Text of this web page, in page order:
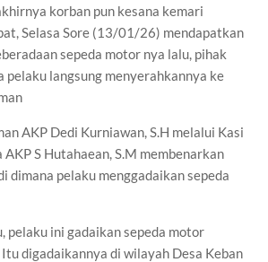
korban pun kesana kemari
Selasa Sore (13/01/26) mendapatkan
sepeda motor nya lalu, pihak
pelaku langsung menyerahkannya ke
AKP Dedi Kurniawan, S.H melalui Kasi
S Hutahaean, S.M membenarkan
dimana pelaku menggadaikan sepeda
pelaku ini gadaikan sepeda motor
digadaikannya di wilayah Desa Keban